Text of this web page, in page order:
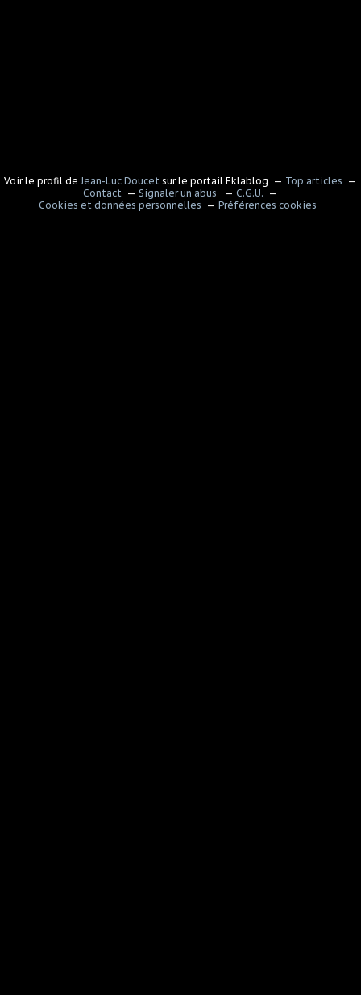
Voir le profil de Jean-Luc Doucet sur le portail Eklablog
Top articles
Contact
Signaler un abus
C.G.U.
Cookies et données personnelles
Préférences cookies